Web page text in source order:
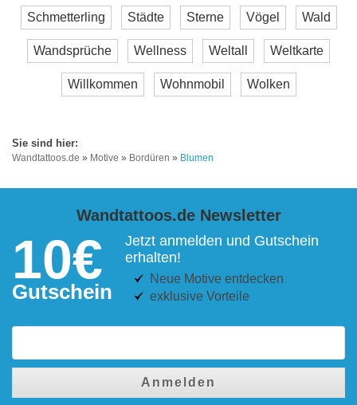
Schmetterling Städte Sterne Vögel Wald
Wandsprüche Wellness Weltall Weltkarte
Willkommen Wohnmobil Wolken
Wandtattoos.de » Motive » Bordüren » Blumen
Wandtattoos.de Newsletter
10€
Gutschein
Jetzt anmelden und Gutschein
erhalten!
Neue Motive entdecken
exklusive Vorteile
Anmelden